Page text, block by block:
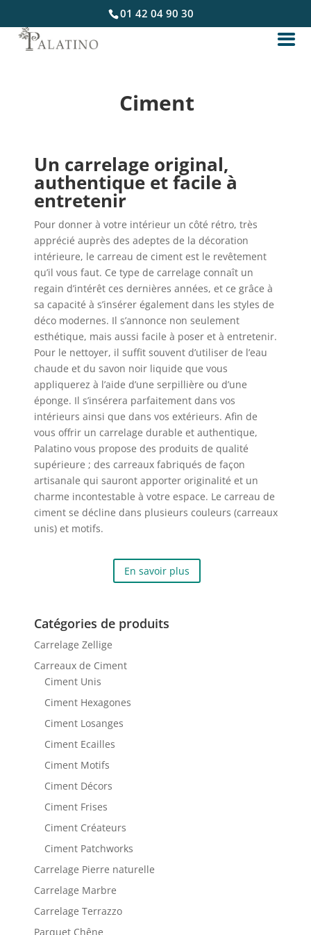
01 42 04 90 30
Ciment
Un carrelage original,
authentique et facile à
entretenir
Pour donner à votre intérieur un côté rétro, très
apprécié auprès des adeptes de la décoration
intérieure, le carreau de ciment est le revêtement
qu’il vous faut. Ce type de carrelage connaît un
regain d’intérêt ces dernières années, et ce grâce à
sa capacité à s’insérer également dans les styles de
déco modernes. Il s’annonce non seulement
esthétique, mais aussi facile à poser et à entretenir.
Pour le nettoyer, il suffit souvent d’utiliser de l’eau
chaude et du savon noir liquide que vous
appliquerez à l’aide d’une serpillière ou d’une
éponge. Il s’insérera parfaitement dans vos
intérieurs ainsi que dans vos extérieurs. Afin de
vous offrir un carrelage durable et authentique,
Palatino vous propose des produits de qualité
supérieure ; des carreaux fabriqués de façon
artisanale qui sauront apporter originalité et un
charme incontestable à votre espace. Le carreau de
ciment se décline dans plusieurs couleurs (carreaux
unis) et motifs.
En savoir plus
Catégories de produits
Carrelage Zellige
Carreaux de Ciment
Ciment Unis
Ciment Hexagones
Ciment Losanges
Ciment Ecailles
Ciment Motifs
Ciment Décors
Ciment Frises
Ciment Créateurs
Ciment Patchworks
Carrelage Pierre naturelle
Carrelage Marbre
Carrelage Terrazzo
Parquet Chêne